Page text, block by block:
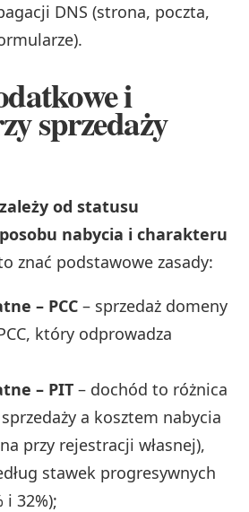
DNS (strona, poczta,
i
sprzedaży
od statusu
nabycia i charakteru
znać podstawowe zasady:
– PCC – sprzedaż domeny
który odprowadza
– PIT – dochód to różnica
a kosztem nabycia
przy rejestracji własnej),
stawek progresywnych
i 32%);